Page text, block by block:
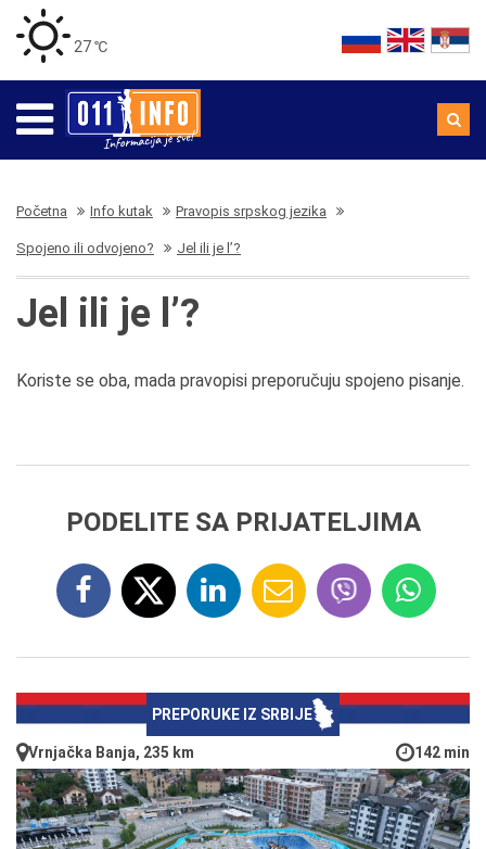
27 ℃
Početna Info kutak Pravopis srpskog jezika
Spojeno ili odvojeno? Jel ili je l’?
Jel ili je l’?
Koriste se oba, mada pravopisi preporučuju spojeno pisanje.
PODELITE SA PRIJATELJIMA
PREPORUKE IZ SRBIJE
Vrnjačka Banja, 235 km 142 min